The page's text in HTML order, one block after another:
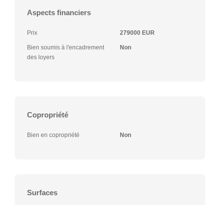
Aspects financiers
Prix 279000 EUR
Bien soumis à l'encadrement
des loyers
Non
Copropriété
Bien en copropriété Non
Surfaces